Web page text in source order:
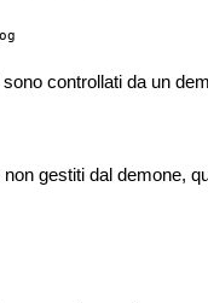
controllati da un
gestiti dal demone,